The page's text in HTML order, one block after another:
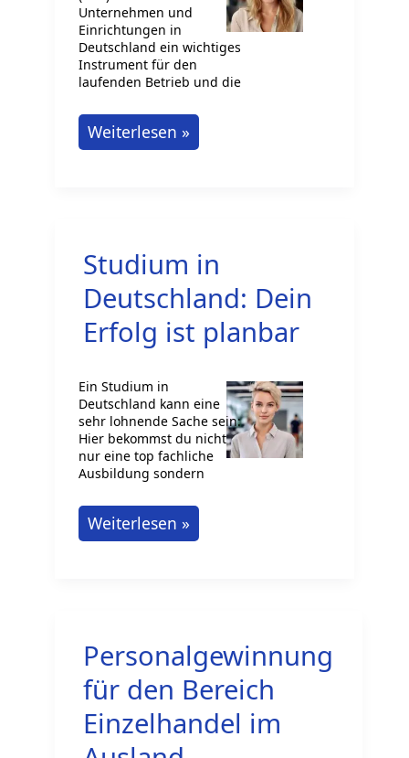
Unternehmen und
Einrichtungen in
Deutschland ein wichtiges
Instrument für den
laufenden Betrieb und die
BFD
Bewerber
Weiterlesen »
Studium in
Deutschland: Dein
Erfolg ist planbar
Ein Studium in
Deutschland kann eine
sehr lohnende Sache sein:
Hier bekommst du nicht
nur eine top fachliche
Ausbildung sondern
Studium
in
ist
planbar
Weiterlesen »
Personalgewinnung
für den Bereich
Einzelhandel im